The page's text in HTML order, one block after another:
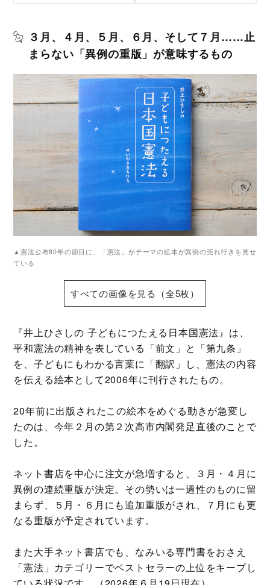
３月、４月、５月、６月、そして７月……止
まらない「異例の重版」が意味するもの
▲憲法公布80年の節目に、「憲法」がテーマの絵本が異例の売れ行きを見せ
ている
すべての画像を見る（全5枚）
『井上ひさしの 子どもにつたえる日本国憲法』は、
平和憲法の精神を表している「前文」と「第九条」
を、子どもにもわかる言葉に「翻訳」し、憲法の内容
を伝える絵本として2006年に刊行されたもの。
20年前に出版されたこの絵本をめぐる動きが急変し
たのは、今年２月の第２次高市内閣発足直後のことで
した。
ネット書店を中心に注文が急増すると、３月・４月に
異例の連続重版が決定。その勢いは一過性のものに留
まらず、５月・６月にも追加重版がされ、７月にも更
なる重版が予定されています。
また大手ネット書店でも、なみいる専門書をおさえ
「憲法」カテゴリーでベストセラーの上位をキープし